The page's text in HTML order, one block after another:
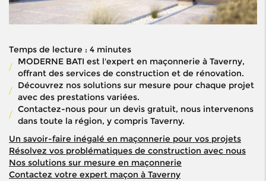
Temps de lecture : 4 minutes
MODERNE BATI est l'expert en maçonnerie à Taverny,
offrant des services de construction et de rénovation.
Découvrez nos solutions sur mesure pour chaque projet
avec des prestations variées.
Contactez-nous pour un devis gratuit, nous intervenons
dans toute la région, y compris Taverny.
Un savoir-faire inégalé en maçonnerie pour vos projets
Résolvez vos problématiques de construction avec nous
Nos solutions sur mesure en maçonnerie
Contactez votre expert maçon à Taverny